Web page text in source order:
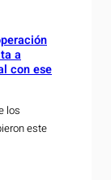
a
con ese
los
este
que